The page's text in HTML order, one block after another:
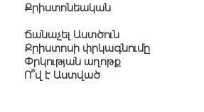
Քրիստոնեական
Ճանաչել Աստծուն
Քրիստոսի փրկագնումը
Փրկության աղոթք
Ո՞վ է Աստված